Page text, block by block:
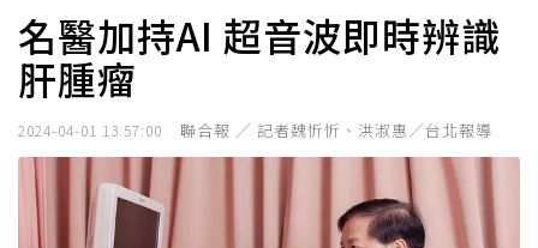
名醫加持AI 超音波即時辨識
肝腫瘤
2024-04-01 13:57:00 聯合報 ／ 記者魏忻忻、洪淑惠／台北報導